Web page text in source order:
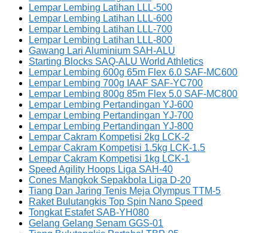
Lempar Lembing Latihan LLL-500
Lempar Lembing Latihan LLL-600
Lempar Lembing Latihan LLL-700
Lempar Lembing Latihan LLL-800
Gawang Lari Aluminium SAH-ALU
Starting Blocks SAQ-ALU World Athletics
Lempar Lembing 600g 65m Flex 6.0 SAF-MC600
Lempar Lembing 700g IAAF SAF-YC700
Lempar Lembing 800g 85m Flex 5.0 SAF-MC800
Lempar Lembing Pertandingan YJ-600
Lempar Lembing Pertandingan YJ-700
Lempar Lembing Pertandingan YJ-800
Lempar Cakram Kompetisi 2kg LCK-2
Lempar Cakram Kompetisi 1.5kg LCK-1.5
Lempar Cakram Kompetisi 1kg LCK-1
Speed Agility Hoops Liga SAH-40
Cones Mangkok Sepakbola Liga D-20
Tiang Dan Jaring Tenis Meja Olympus TTM-5
Raket Bulutangkis Top Spin Nano Speed
Tongkat Estafet SAB-YH080
Gelang Gelang Senam GGS-01